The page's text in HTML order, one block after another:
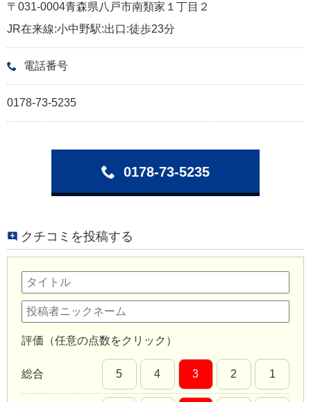
〒031-0004青森県八戸市南類家１丁目２
JR在来線:小中野駅:出口:徒歩23分
電話番号
0178-73-5235
0178-73-5235
クチコミを投稿する
評価（任意の点数をクリック）
総合 5 4 3 2 1